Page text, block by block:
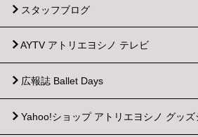
スタッフブログ
AYTV アトリエヨシノ テレビ
広報誌 Ballet Days
Yahoo!ショップ アトリエヨシノ グッズ